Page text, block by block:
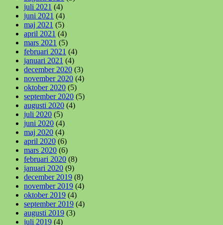
juli 2021 (4)
juni 2021 (4)
maj 2021 (5)
april 2021 (4)
mars 2021 (5)
februari 2021 (4)
januari 2021 (4)
december 2020 (3)
november 2020 (4)
oktober 2020 (5)
september 2020 (5)
augusti 2020 (4)
juli 2020 (5)
juni 2020 (4)
maj 2020 (4)
april 2020 (6)
mars 2020 (6)
februari 2020 (8)
januari 2020 (9)
december 2019 (8)
november 2019 (4)
oktober 2019 (4)
september 2019 (4)
augusti 2019 (3)
juli 2019 (4)